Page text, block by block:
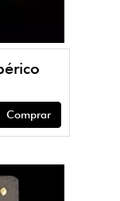
Comprar